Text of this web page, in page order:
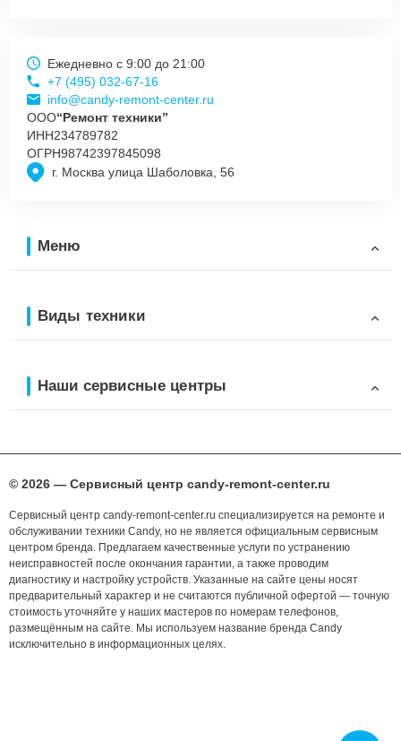
г. Москва улица Шаболовка, 56
Ежедневно с 9:00 до 21:00
+7 (495) 032-67-16
info@candy-remont-center.ru
ООО“Ремонт техники”
ИНН234789782
ОГРН98742397845098
Меню
Виды техники
Наши сервисные центры
© 2026 — Сервисный центр candy-remont-center.ru
Сервисный центр candy-remont-center.ru специализируется на ремонте и
обслуживании техники Candy, но не является официальным сервисным
центром бренда. Предлагаем качественные услуги по устранению
неисправностей после окончания гарантии, а также проводим
диагностику и настройку устройств. Указанные на сайте цены носят
предварительный характер и не считаются публичной офертой — точную
стоимость уточняйте у наших мастеров по номерам телефонов,
размещённым на сайте. Мы используем название бренда Candy
исключительно в информационных целях.